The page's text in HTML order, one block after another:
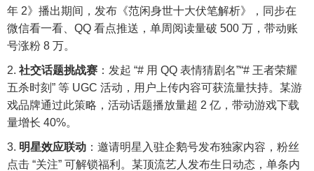
年 2》播出期间，发布《范闲身世十大伏笔解析》，同步在
微信看一看、QQ 看点推送，单周阅读量破 500 万，带动账
号涨粉 8 万。
社交话题挑战赛 ：发起 “# 用 QQ 表情猜剧名”“# 王者荣耀
五杀时刻” 等 UGC 活动，用户上传内容可获流量扶持。某游
戏品牌通过此策略，活动话题播放量超 2 亿，带动游戏下载
量增长 40%。
明星效应联动 ：邀请明星入驻企鹅号发布独家内容，粉丝
点击 “关注” 可解锁福利。某顶流艺人发布生日动态，单条内